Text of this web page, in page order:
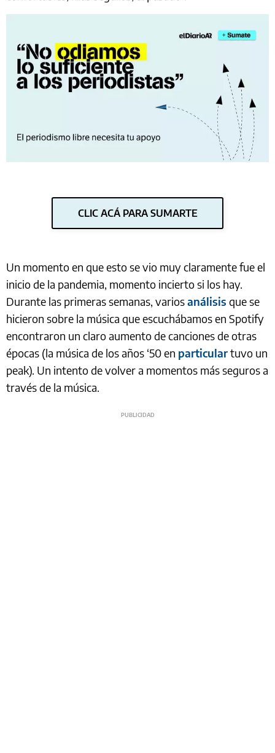
CLIC ACÁ PARA SUMARTE
Un momento en que esto se vio muy claramente fue el
inicio de la pandemia, momento incierto si los hay.
Durante las primeras semanas, variosanálisis que se
hicieron sobre la música que escuchábamos en Spotify
encontraron un claro aumento de canciones de otras
épocas (la música de los años ‘50 en particulartuvo un
peak). Un intento de volver a momentos más seguros a
través de la música.